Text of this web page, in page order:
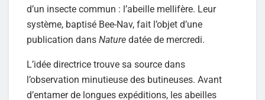
d’un insecte commun : l’abeille mellifère. Leur
système, baptisé Bee-Nav, fait l’objet d’une
publication dans Nature datée de mercredi.
L’idée directrice trouve sa source dans
l’observation minutieuse des butineuses. Avant
d’entamer de longues expéditions, les abeilles